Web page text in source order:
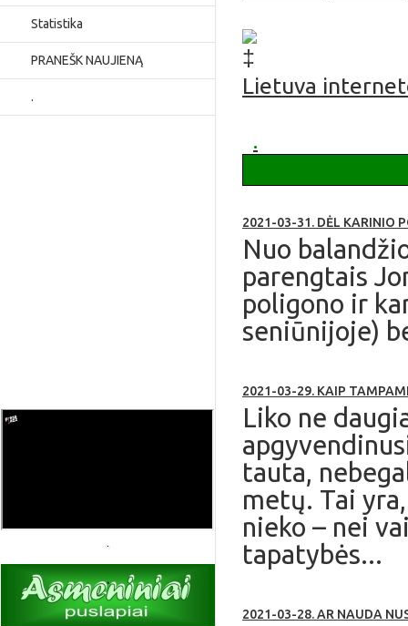
Statistika
PRANEŠK NAUJIENĄ
.
Lietuva
.
2021-03-31. DĖL KARINIO
Nuo
parengtais
poligono ir
seniūnijoje)
2021-03-29. KAIP
Liko ne
tauta,
metų. Tai
nieko – nei
tapatybės...
2021-03-28. AR NAUDA